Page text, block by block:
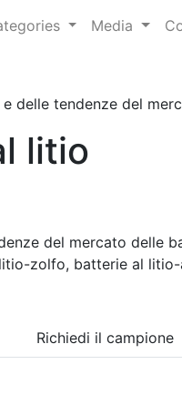
Media
delle tendenze del
litio
del mercato delle
zolfo, batterie al litio-
Richiedi il campione